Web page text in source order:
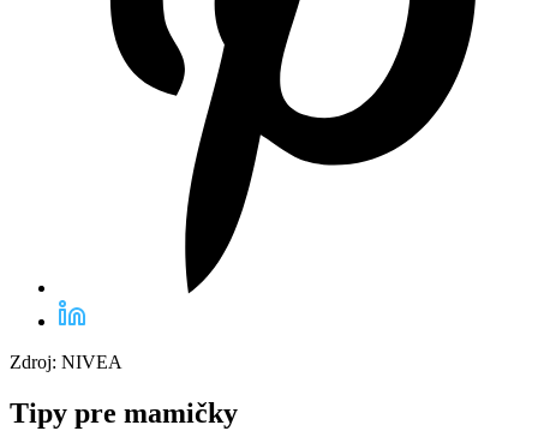
Zdroj: NIVEA
Tipy pre mamičky